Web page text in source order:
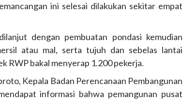
ini selesai dilakukan sekitar empat
dengan pembuatan pondasi kemudian
atau mal, serta tujuh dan sebelas lantai
RWP bakal menyerap 1.200 pekerja.
Kepala Badan Perencanaan Pembangunan
informasi bahwa pemangunan pusat